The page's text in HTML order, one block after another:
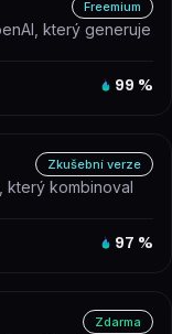
Freemium
který generuje
99 %
Zkušební verze
který kombinoval
97 %
Zdarma